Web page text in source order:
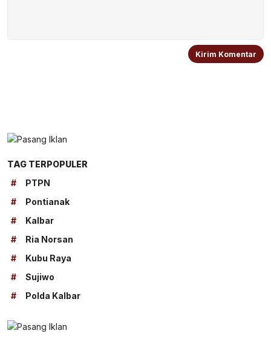
TAG TERPOPULER
#
PTPN
#
Pontianak
#
Kalbar
#
Ria Norsan
#
Kubu Raya
#
Sujiwo
#
Polda Kalbar